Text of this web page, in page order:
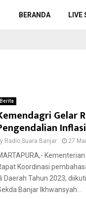
BERANDA LIVE
Berita
Gelar
Inflasi
Radio Suara Banjar 27
Koordinasi
Daerah Tahun 2023,
Banjar Ikhwansyah...